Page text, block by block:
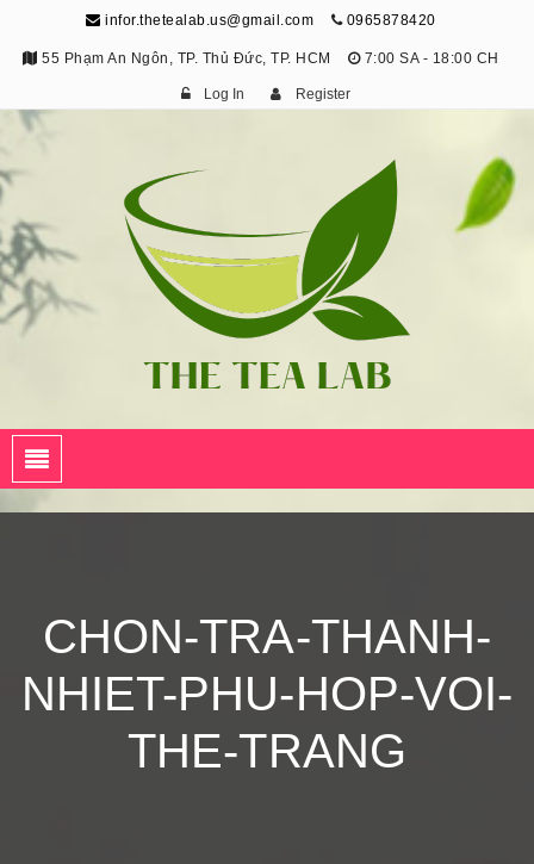
infor.thetealab.us@gmail.com 0965878420
55 Phạm An Ngôn, TP. Thủ Đức, TP. HCM 7:00 SA - 18:00 CH
Log In Register
CHON-TRA-THANH-
NHIET-PHU-HOP-VOI-
THE-TRANG